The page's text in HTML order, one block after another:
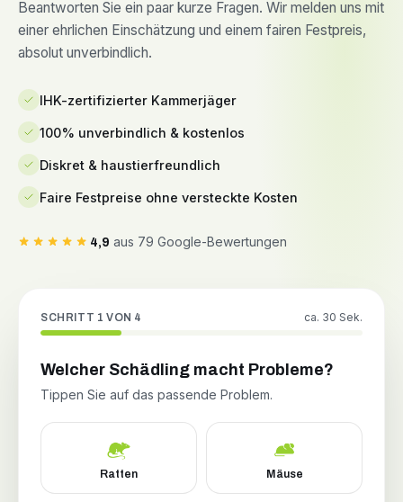
Beantworten Sie ein paar kurze Fragen. Wir melden uns mit
einer ehrlichen Einschätzung und einem fairen Festpreis,
absolut unverbindlich.
IHK-zertifizierter Kammerjäger
100% unverbindlich & kostenlos
Diskret & haustierfreundlich
Faire Festpreise ohne versteckte Kosten
4,9 aus 79 Google-Bewertungen
SCHRITT 1 VON 4 ca. 30 Sek.
Welcher Schädling macht Probleme?
Tippen Sie auf das passende Problem.
Ratten Mäuse